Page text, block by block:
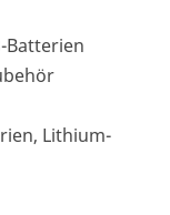
Batterien
Lithium-